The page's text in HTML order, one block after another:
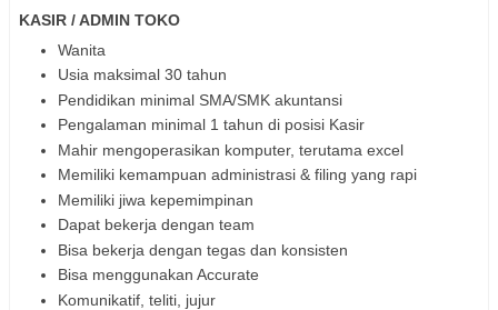
KASIR / ADMIN TOKO
Wanita
Usia maksimal 30 tahun
Pendidikan minimal SMA/SMK akuntansi
Pengalaman minimal 1 tahun di posisi Kasir
Mahir mengoperasikan komputer, terutama excel
Memiliki kemampuan administrasi & filing yang rapi
Memiliki jiwa kepemimpinan
Dapat bekerja dengan team
Bisa bekerja dengan tegas dan konsisten
Bisa menggunakan Accurate
Komunikatif, teliti, jujur